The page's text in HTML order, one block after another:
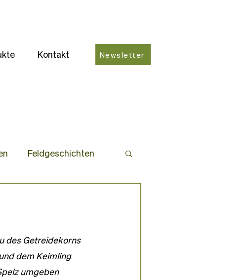
Kontakt Newsletter
Feldgeschichten
des Getreidekorns
dem Keimling
umgeben